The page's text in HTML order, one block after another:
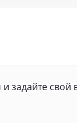
задайте свой